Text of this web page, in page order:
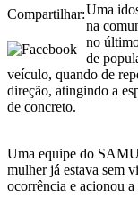
Compartilhar:Uma
na
no
de
veículo, quando de
direção, atingindo a
de concreto.
Uma equipe do
mulher já estava sem
ocorrência e acionou